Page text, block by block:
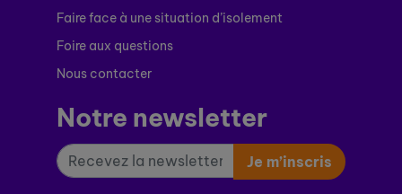
Faire face à une situation d’isolement
Foire aux questions
Nous contacter
Notre newsletter
Je m’inscris